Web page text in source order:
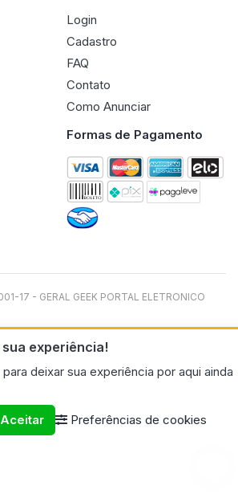
experiência!
deixar sua experiência por aqui ainda
Aceitar Preferências de cookies
Login
Cadastro
FAQ
Contato
Como Anunciar
Formas de Pagamento
17 - GERAL GEEK PORTAL ELETRONICO
Termos de uso